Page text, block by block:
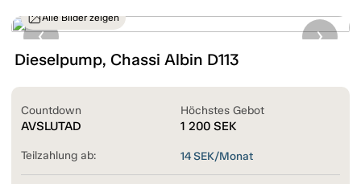
Alle Bilder zeigen
Dieselpump, Chassi Albin D113
Countdown
AVSLUTAD
Höchstes Gebot
1 200 SEK
Teilzahlung ab: 14SEK/Monat